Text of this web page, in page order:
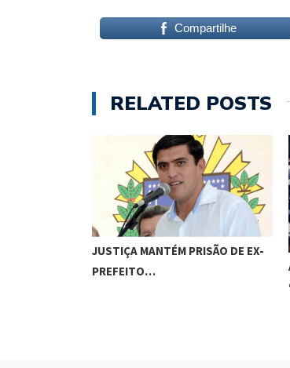
Compartilhe
RELATED POSTS
JUSTIÇA MANTÉM PRISÃO DE EX-
PREFEITO…